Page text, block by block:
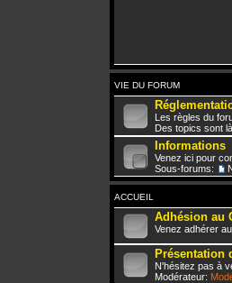
VIE DU FORUM
Les règles du
Des topics sont
Informations
Venez ici pour
Sous-forums:
ACCUEIL
Adhésion au
Venez adhérer
Présentation
N'hésitez pas à
Modérateur: